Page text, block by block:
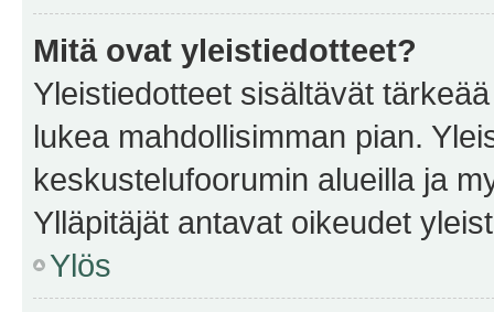
Mitä ovat yleistiedotteet?
Yleistiedotteet sisältävät
lukea mahdollisimman pian.
keskustelufoorumin alueilla ja
Ylläpitäjät antavat oikeudet
Ylös